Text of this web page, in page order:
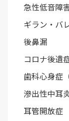
急性低音障
ギラン・バ
後鼻漏
コロナ後遺
歯科心身症
滲出性中耳
耳管開放症